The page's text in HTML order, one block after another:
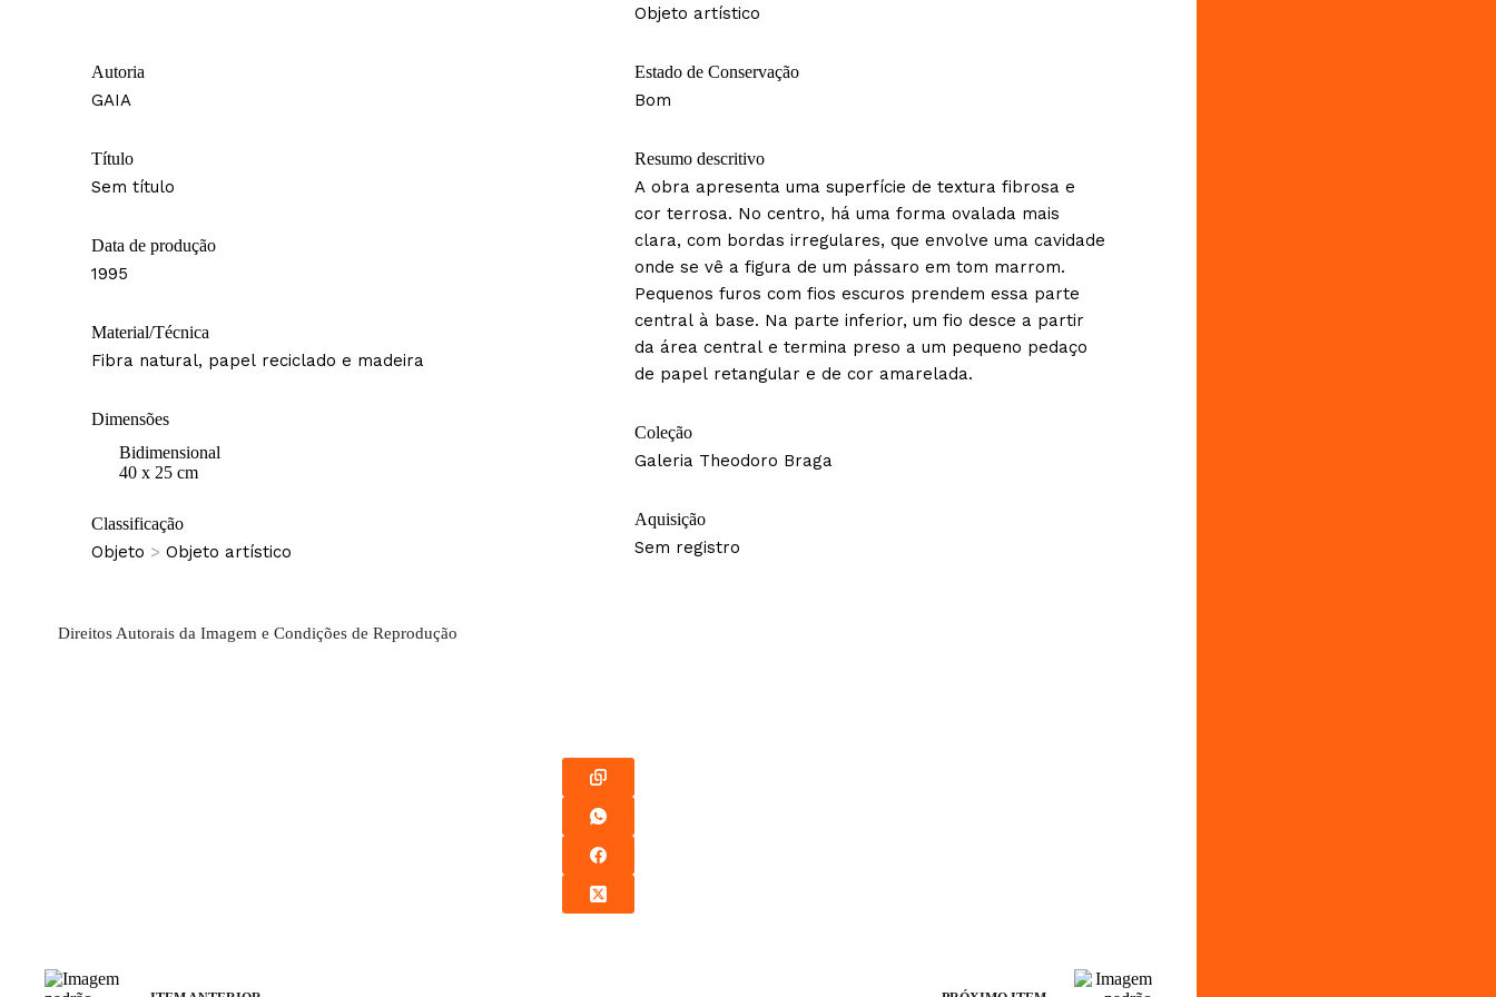
Autoria
GAIA
Título
Sem título
Data de produção
1995
Material/Técnica
Fibra natural, papel reciclado e madeira
Dimensões
Bidimensional
40 x 25 cm
Classificação
Objeto > Objeto artístico
Objeto artístico
Estado de Conservação
Bom
Resumo descritivo
A obra apresenta uma superfície de textura fibrosa e
cor terrosa. No centro, há uma forma ovalada mais
clara, com bordas irregulares, que envolve uma cavidade
onde se vê a figura de um pássaro em tom marrom.
Pequenos furos com fios escuros prendem essa parte
central à base. Na parte inferior, um fio desce a partir
da área central e termina preso a um pequeno pedaço
de papel retangular e de cor amarelada.
Coleção
Galeria Theodoro Braga
Aquisição
Sem registro
Direitos Autorais da Imagem e Condições de Reprodução